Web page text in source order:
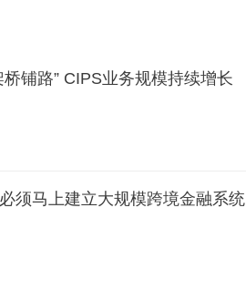
铺路” CIPS业务规模持续增长
须马上建立大规模跨境金融系